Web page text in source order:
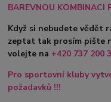
BAREVNOU KOMBINACI
Když si nebudete vědět
zeptat tak prosím pište
volejte na +420 737 200
Pro sportovní kluby
požadavků !!!